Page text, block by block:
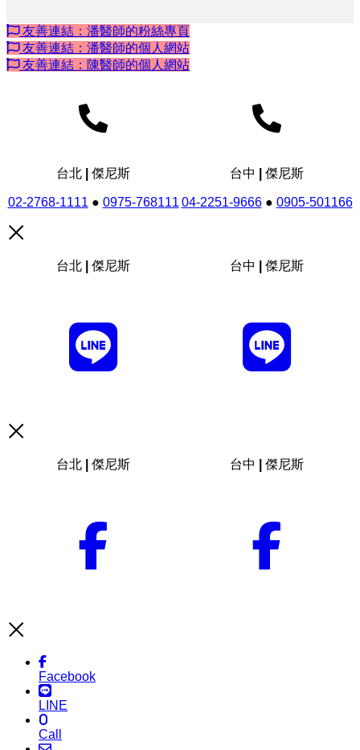
友善連結：潘醫師的粉絲專頁
友善連結：潘醫師的個人網站
友善連結：陳醫師的個人網站
台北 | 傑尼斯
02-2768-1111 ● 0975-768111
台中 | 傑尼斯
04-2251-9666● 0905-501166
台北 | 傑尼斯 台中 | 傑尼斯
台北 | 傑尼斯 台中 | 傑尼斯
Facebook
LINE
Call